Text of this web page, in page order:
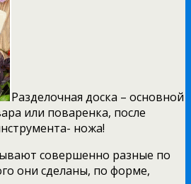
Разделочная доска – основной
или поваренка, после
ножа!
совершенно разные по
они сделаны, по форме,